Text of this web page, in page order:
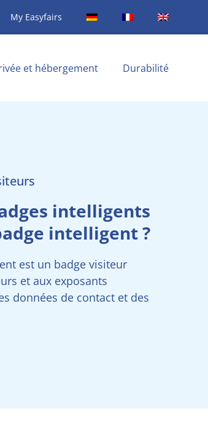
My Easyfairs
et hébergement Durabilité
intelligents
intelligent ?
est un badge visiteur
et aux exposants
données de contact et des